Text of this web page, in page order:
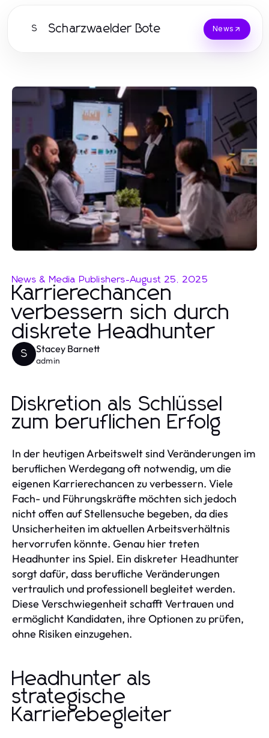
S Scharzwaelder Bote News
News & Media Publishers-August 25, 2025
Karrierechancen
verbessern sich durch
diskrete Headhunter
S Stacey Barnett
admin
Diskretion als Schlüssel
zum beruflichen Erfolg
In der heutigen Arbeitswelt sind Veränderungen im
beruflichen Werdegang oft notwendig, um die
eigenen Karrierechancen zu verbessern. Viele
Fach- und Führungskräfte möchten sich jedoch
nicht offen auf Stellensuche begeben, da dies
Unsicherheiten im aktuellen Arbeitsverhältnis
hervorrufen könnte. Genau hier treten
Headhunter ins Spiel. Ein diskreter Headhunter
sorgt dafür, dass berufliche Veränderungen
vertraulich und professionell begleitet werden.
Diese Verschwiegenheit schafft Vertrauen und
ermöglicht Kandidaten, ihre Optionen zu prüfen,
ohne Risiken einzugehen.
Headhunter als
strategische
Karrierebegleiter